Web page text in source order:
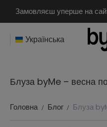
Замовляєш уперше на
Українська
Блуза byMe – весна
Головна Блог Блуза